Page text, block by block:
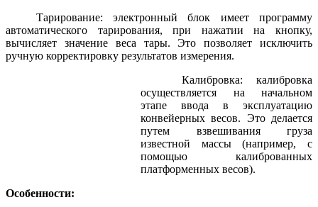
Тарирование: электронный блок имеет программу
автоматического тарирования, при нажатии на кнопку,
вычисляет значение веса тары. Это позволяет исключить
ручную корректировку результатов измерения.
Калибровка: калибровка
осуществляется на начальном
этапе ввода в эксплуатацию
конвейерных весов. Это делается
путем взвешивания груза
известной массы (например, с
помощью калиброванных
платформенных весов).
Особенности: